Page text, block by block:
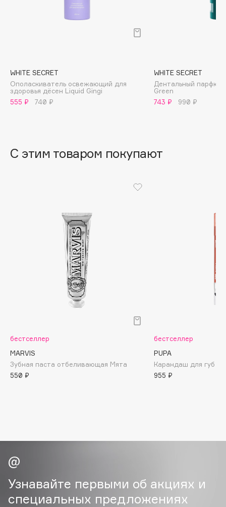
Banderas
Basicare
Batiste
beautyblender
Boadicea The Victorious
BORK
Brunello Cucinelli
Bvlgari
Cadence
Capelli Dorati
Carbon Theory
WHITE SECRET
Ополаскиватель освежающий для
здоровья дёсен Liquid Gingi
555 ₽
740 ₽
WHITE SECRET
Дентальный парфюм
Green
743 ₽
990 ₽
С этим товаром покупают
бестселлер
MARVIS
Зубная паста отбеливающая Мята
550 ₽
бестселлер
PUPA
Карандаш для губ
955 ₽
Узнавайте первыми об акциях и
специальных предложениях